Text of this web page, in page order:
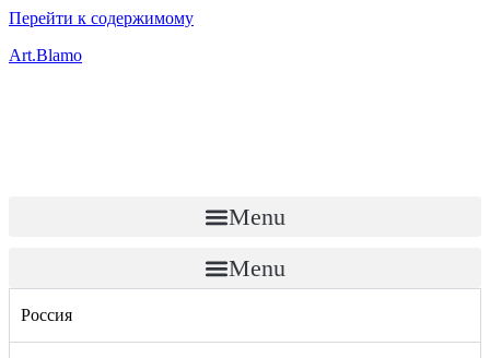
Перейти к содержимому
Art.Blamo
Menu
Menu
Россия